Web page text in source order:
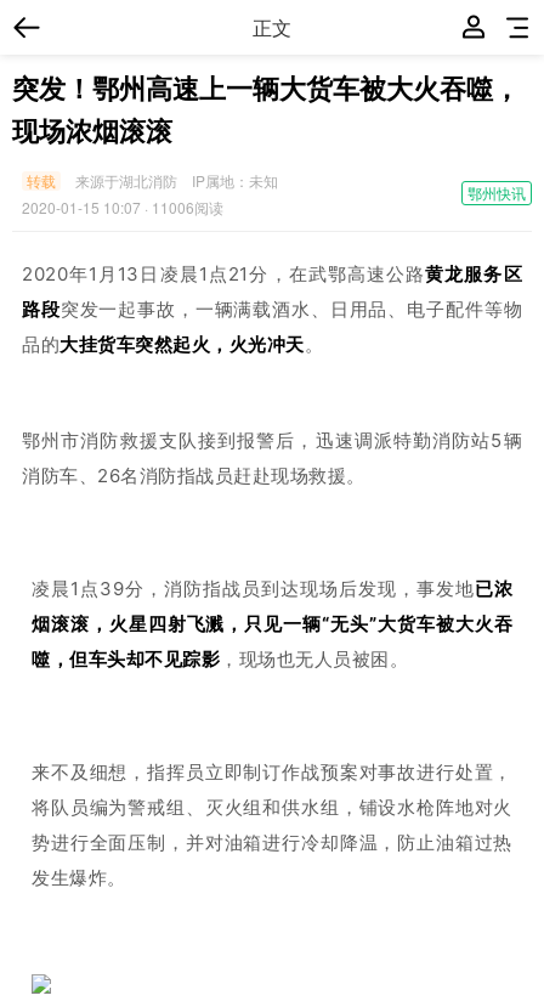
正文
突发！鄂州高速上一辆大货车被大火吞噬，
现场浓烟滚滚
鄂州快讯
转载 来源于湖北消防 IP属地： 未知
2020-01-15 10:07 · 11006阅读
2020年1月13日凌晨1点21分，在武鄂高速公路黄龙服务区
路段突发一起事故，一辆满载酒水、日用品、电子配件等物
品的大挂货车突然起火，火光冲天。
鄂州市消防救援支队接到报警后，迅速调派特勤消防站5辆
消防车、26名消防指战员赶赴现场救援。
凌晨1点39分，消防指战员到达现场后发现，事发地已浓
烟滚滚，火星四射飞溅，只见一辆“无头”大货车被大火吞
噬，但车头却不见踪影 ，现场也无人员被困。
来不及细想，指挥员立即制订作战预案对事故进行处置，
将队员编为警戒组、灭火组和供水组，铺设水枪阵地对火
势进行全面压制，并对油箱进行冷却降温，防止油箱过热
发生爆炸。